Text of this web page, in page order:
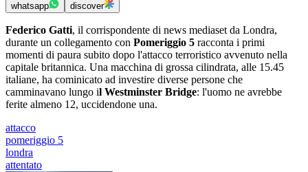
whatsapp discover
Federico Gatti, il corrispondente di news mediaset da Londra,
durante un collegamento con Pomeriggio 5 racconta i primi
momenti di paura subito dopo l'attacco terroristico avvenuto nella
capitale britannica. Una macchina di grossa cilindrata, alle 15.45
italiane, ha cominicato ad investire diverse persone che
camminavano lungo il Westminster Bridge: l'uomo ne avrebbe
ferite almeno 12, uccidendone una.
attacco
pomeriggio 5
londra
attentato